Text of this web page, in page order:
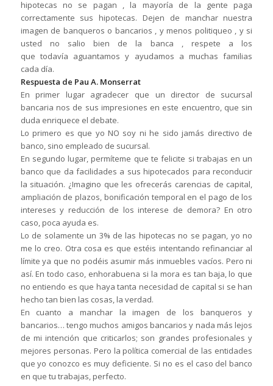
hipotecas no se pagan , la mayoría de la gente paga
correctamente sus hipotecas. Dejen de manchar nuestra
imagen de banqueros o bancarios , y menos politiqueo , y si
usted no salio bien de la banca , respete a los
que todavía aguantamos y ayudamos a muchas familias
cada día.
Respuesta de Pau A. Monserrat
En primer lugar agradecer que un director de sucursal
bancaria nos de sus impresiones en este encuentro, que sin
duda enriquece el debate.
Lo primero es que yo NO soy ni he sido jamás directivo de
banco, sino empleado de sucursal.
En segundo lugar, permíteme que te felicite si trabajas en un
banco que da facilidades a sus hipotecados para reconducir
la situación. ¿Imagino que les ofrecerás carencias de capital,
ampliación de plazos, bonificación temporal en el pago de los
intereses y reducción de los interese de demora? En otro
caso, poca ayuda es.
Lo de solamente un 3% de las hipotecas no se pagan, yo no
me lo creo. Otra cosa es que estéis intentando refinanciar al
límite ya que no podéis asumir más inmuebles vacíos. Pero ni
así. En todo caso, enhorabuena si la mora es tan baja, lo que
no entiendo es que haya tanta necesidad de capital si se han
hecho tan bien las cosas, la verdad.
En cuanto a manchar la imagen de los banqueros y
bancarios… tengo muchos amigos bancarios y nada más lejos
de mi intención que criticarlos; son grandes profesionales y
mejores personas. Pero la política comercial de las entidades
que yo conozco es muy deficiente. Si no es el caso del banco
en que tu trabajas, perfecto.